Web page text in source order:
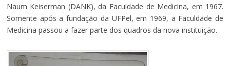
Naum Keiserman (DANK), da Faculdade de Medicina, em 1967.
Somente após a fundação da UFPel, em 1969, a Faculdade de
Medicina passou a fazer parte dos quadros da nova instituição.